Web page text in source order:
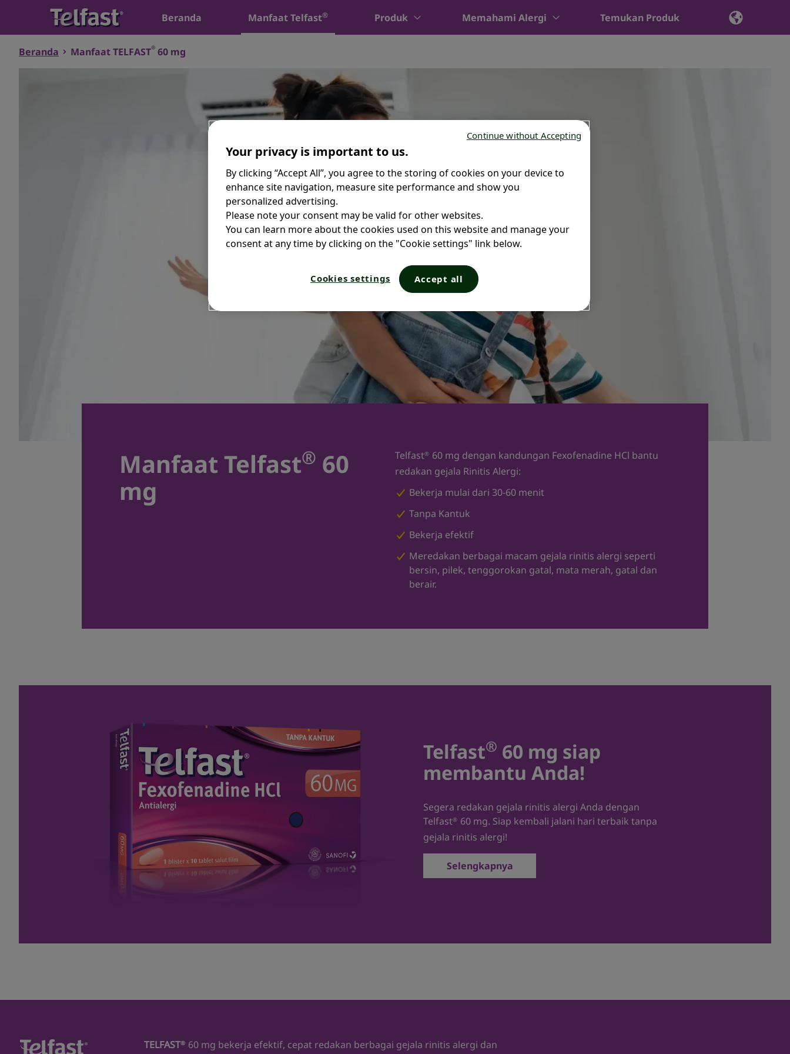
Beranda Manfaat Telfast® Produk Memahami Alergi Temukan Produk
Beranda Manfaat TELFAST® 60 mg
Manfaat Telfast® 60
mg
Telfast® 60 mg dengan kandungan Fexofenadine HCl bantu
redakan gejala Rinitis Alergi:
Bekerja mulai dari 30-60 menit
Tanpa Kantuk
Bekerja efektif
Meredakan berbagai macam gejala rinitis alergi seperti
bersin, pilek, tenggorokan gatal, mata merah, gatal dan
berair.
Telfast® 60 mg siap
membantu Anda!
Segera redakan gejala rinitis alergi Anda dengan
Telfast® 60 mg. Siap kembali jalani hari terbaik tanpa
gejala rinitis alergi!
Selengkapnya
TELFAST® 60 mg bekerja efektif, cepat redakan berbagai gejala rinitis alergi dan
Your privacy is important to us.
By clicking “Accept All”, you agree to the storing of cookies on your device to
enhance site navigation, measure site performance and show you
personalized advertising.
Please note your consent may be valid for other websites.
You can learn more about the cookies used on this website and manage your
consent at any time by clicking on the "Cookie settings" link below.
Cookies settings Accept all
Continue without Accepting